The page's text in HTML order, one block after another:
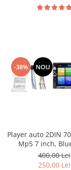
-38% NOU
Player auto 2DIN
Mp5 7 inch,
400,00 Lei
250,00 Lei